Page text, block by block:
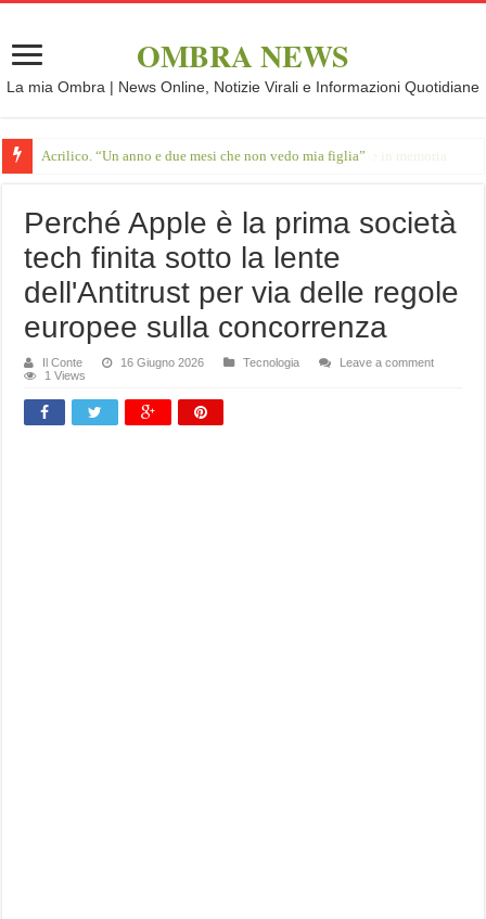
OMBRA NEWS
La mia Ombra | News Online, Notizie Virali e Informazioni Quotidiane
Acrilico. “Un anno e due mesi che non vedo mia figlia”
Francesco Guccini, il gigante che ha trasformato le parole in memoria
Perché Apple è la prima società
tech finita sotto la lente
dell'Antitrust per via delle regole
europee sulla concorrenza
Il Conte 16 Giugno 2026 Tecnologia
Leave a comment
1 Views